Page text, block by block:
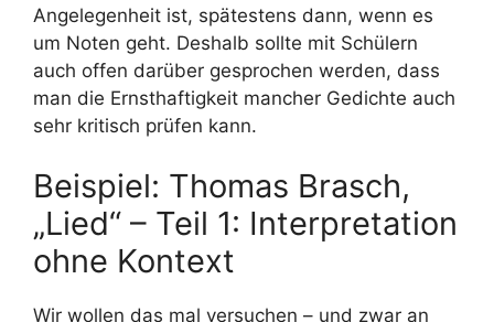
Angelegenheit ist, spätestens dann, wenn es
um Noten geht. Deshalb sollte mit Schülern
auch offen darüber gesprochen werden, dass
man die Ernsthaftigkeit mancher Gedichte auch
sehr kritisch prüfen kann.
Beispiel: Thomas Brasch,
„Lied“ – Teil 1: Interpretation
ohne Kontext
Wir wollen das mal versuchen – und zwar an